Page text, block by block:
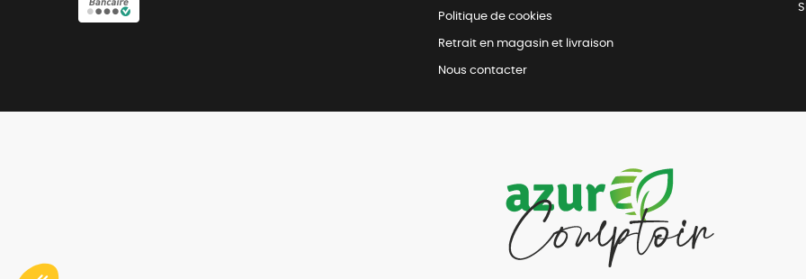
Politique de cookies
Retrait en magasin et livraison
Nous contacter